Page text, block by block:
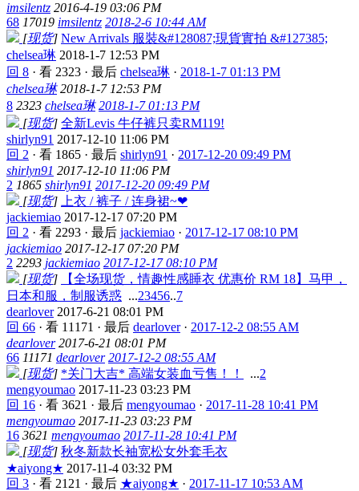
imsilentz 2016-4-19 03:06 PM
68 17019 imsilentz 2018-2-6 10:44 AM
[现货] New Arrivals 服裝&#128087;現貨實拍 &#127385;
chelsea琳 2018-1-7 12:53 PM
回 8 · 看 2323 · 最后 chelsea琳 · 2018-1-7 01:13 PM
chelsea琳 2018-1-7 12:53 PM
8 2323 chelsea琳 2018-1-7 01:13 PM
[现货] 全新Levis 牛仔裤只卖RM119!
shirlyn91 2017-12-10 11:06 PM
回 2 · 看 1865 · 最后 shirlyn91 · 2017-12-20 09:49 PM
shirlyn91 2017-12-10 11:06 PM
2 1865 shirlyn91 2017-12-20 09:49 PM
[现货]
上衣 / 裤子 / 连身裙~❤
jackiemiao 2017-12-17 07:20 PM
回 2 · 看 2293 · 最后 jackiemiao · 2017-12-17 08:10 PM
jackiemiao 2017-12-17 07:20 PM
2 2293 jackiemiao 2017-12-17 08:10 PM
[现货]
【全场现货，情趣性感睡衣 优惠价 RM 18】马甲，
日本和服，制服诱惑 ...23456..7
dearlover 2017-6-21 08:01 PM
回 66 · 看 11171 · 最后 dearlover· 2017-12-2 08:55 AM
dearlover 2017-6-21 08:01 PM
66 11171 dearlover 2017-12-2 08:55 AM
[现货] *关门大吉* 高端女装血亏售！！ ...2
mengyoumao 2017-11-23 03:23 PM
回 16 · 看 3621 · 最后 mengyoumao · 2017-11-28 10:41 PM
mengyoumao 2017-11-23 03:23 PM
16 3621 mengyoumao 2017-11-28 10:41 PM
[现货] 秋冬新款长袖宽松女外套毛衣
★aiyong★ 2017-11-4 03:32 PM
回 3 · 看 2121 · 最后 ★aiyong★ · 2017-11-17 10:53 AM